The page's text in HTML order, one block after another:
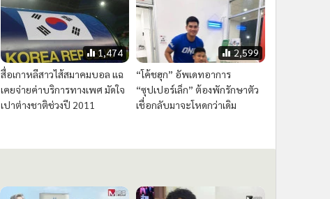
1,474
สื่อเกาหลีสาวไส้สมาคมบอล แฉ
เคยจ่ายค่าบริการทางเพศ มัดใจ
เปาต่างชาติช่วงปี 2011
2,599
“โค้ชฮุก” อัพเดทอาการ
“ซุปเปอร์เล็ก” ต้องพักรักษาตัว
เชื่อกลับมาจะโหดกว่าเดิม